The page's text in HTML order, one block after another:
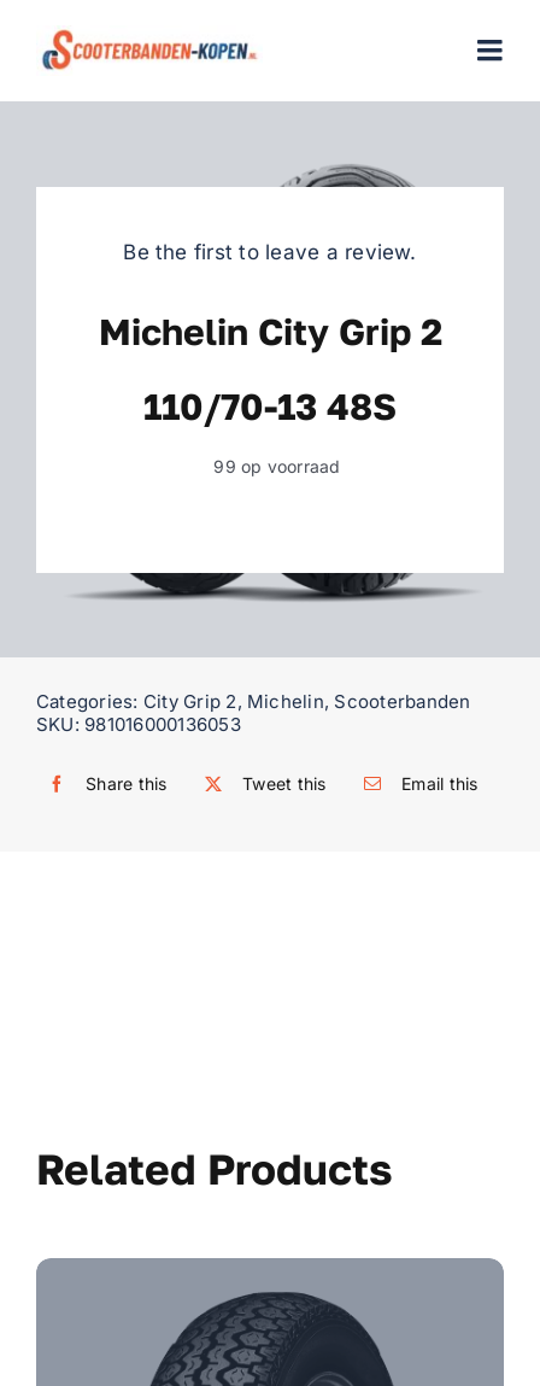
WooCommerce Cart
Be the first to leave a review.
Michelin City Grip 2
110/70-13 48S
99 op voorraad
Categories: City Grip 2, Michelin, Scooterbanden
SKU: 981016000136053
Share this Tweet this Email this
Related Products